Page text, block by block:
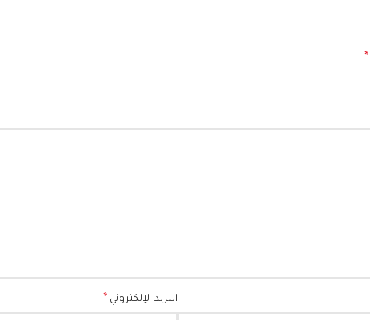
*
البريد الإلكتروني *